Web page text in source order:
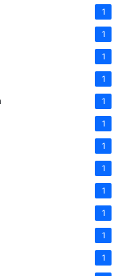
1
1
1
1
1
1
1
1
1
1
1
1